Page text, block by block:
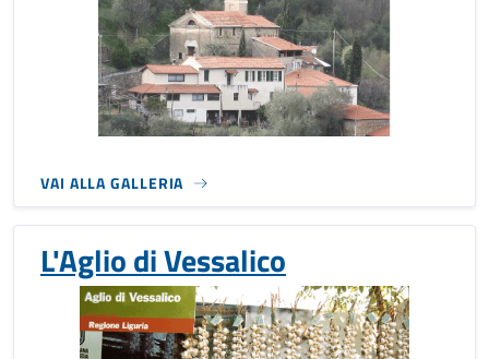
VAI ALLA GALLERIA
L'Aglio di Vessalico